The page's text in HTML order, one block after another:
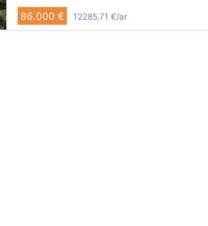
86.000 € 12285.71 €/ar